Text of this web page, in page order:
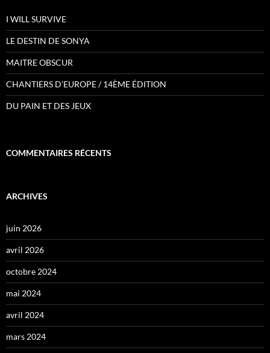
I WILL SURVIVE
LE DESTIN DE SONYA
MAITRE OBSCUR
CHANTIERS D’EUROPE / 14ÈME ÉDITION
DU PAIN ET DES JEUX
COMMENTAIRES RÉCENTS
ARCHIVES
juin 2026
avril 2026
octobre 2024
mai 2024
avril 2024
mars 2024